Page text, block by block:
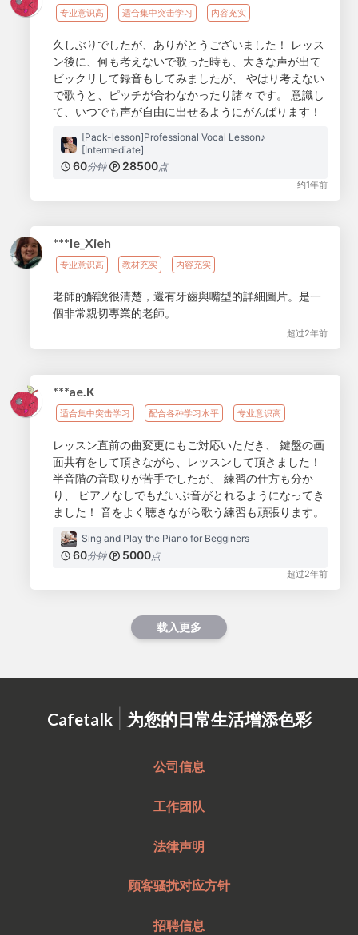
专业意识高 适合集中突击学习 内容充实
久しぶりでしたが、ありがとうございました！ レッス
ン後に、何も考えないで歌った時も、大きな声が出て
ビックリして録音もしてみましたが、 やはり考えない
で歌うと、ピッチが合わなかったり諸々です。 意識し
て、いつでも声が自由に出せるようにがんばります！
[Pack-lesson]Professional Vocal Lesson♪
[Intermediate]
60分钟 28500点
约1年前
***le_Xieh
专业意识高 教材充实 内容充实
老師的解說很清楚，還有牙齒與嘴型的詳細圖片。是一
個非常親切專業的老師。
超过2年前
***ae.K
适合集中突击学习 配合各种学习水平 专业意识高
レッスン直前の曲変更にもご対応いただき、 鍵盤の画
面共有をして頂きながら、レッスンして頂きました！
半音階の音取りが苦手でしたが、 練習の仕方も分か
り、 ピアノなしでもだいぶ音がとれるようになってき
ました！ 音をよく聴きながら歌う練習も頑張ります。
Sing and Play the Piano for Begginers
60分钟 5000点
超过2年前
载入更多
Cafetalk | 为您的日常生活增添色彩
公司信息
工作团队
法律声明
顾客骚扰对应方针
招聘信息